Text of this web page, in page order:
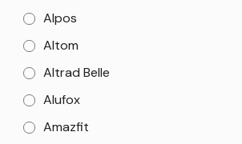
Alpos
Altom
Altrad Belle
Alufox
Amazfit